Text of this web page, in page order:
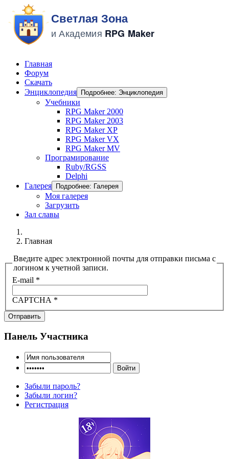
Главная
Форум
Скачать
Энциклопедия
Подробнее: Энциклопедия
Учебники
RPG Maker 2000
RPG Maker 2003
RPG Maker XP
RPG Maker VX
RPG Maker MV
Програмирование
Ruby/RGSS
Delphi
Галерея
Подробнее: Галерея
Моя галерея
Загрузить
Зал славы
Главная
Введите адрес электронной почты для отправки письма с
логином к учетной записи.
E-mail *
CAPTCHA *
Отправить
Панель Участника
Забыли пароль?
Забыли логин?
Регистрация